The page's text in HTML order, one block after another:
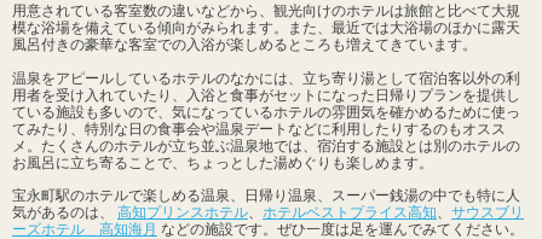
用意されている客室数の違いなどから、観光向けのホテルは旅館と比べて大規
模な浴場を備えている傾向がみられます。また、最近では大浴場のほかに露天
風呂付きの豪華な客室での入浴が楽しめるところも増えてきています。
温泉をアピールしているホテルのなかには、立ち寄り湯として宿泊客以外の利
用者を受け入れていたり、入浴と食事がセットになった日帰りプランを提供し
ている施設も多いので、気になっているホテルの雰囲気を確かめるために使っ
てみたり、特別な日の食事会や温泉デートなどに利用したりするのもオスス
メ。たくさんのホテルが立ち並ぶ温泉地では、宿泊する施設とは別のホテルの
お風呂に立ち寄ることで、ちょっとした湯めぐりも楽しめます。
宝永町駅のホテルで楽しめる温泉、日帰り温泉、スーパー銭湯の中でも特に人
気があるのは、 高知プリンスホテル ホテルベストプライス高知
サウスブリ
ーズホテル 高知海月 などの施設です。ぜひ一度は足を運んでみてください。